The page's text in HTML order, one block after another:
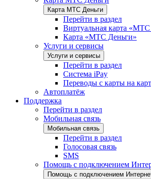
Карта МТС Деньги
Перейти в раздел
Виртуальная карта
Карта «МТС Деньги»
Услуги и сервисы
Услуги и сервисы
Перейти в раздел
Система iPay
Переводы с карты на
Автоплатёж
Поддержка
Перейти в раздел
Мобильная связь
Мобильная связь
Перейти в раздел
Голосовая связь
SMS
Помощь с подключением
Помощь с подключением